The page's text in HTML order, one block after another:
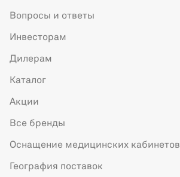
Вопросы и ответы
Инвесторам
Дилерам
Каталог
Акции
Все бренды
Оснащение медицинских кабинетов
География поставок